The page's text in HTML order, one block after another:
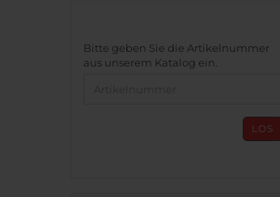
BITTE
GEBEN
Bitte geben Sie die Artikelnummer
aus unserem Katalog ein.
LOS